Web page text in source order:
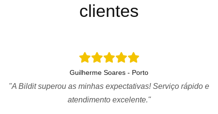
clientes
Guilherme Soares - Porto
"A Bildit superou as minhas expectativas! Serviço rápido e
atendimento excelente."